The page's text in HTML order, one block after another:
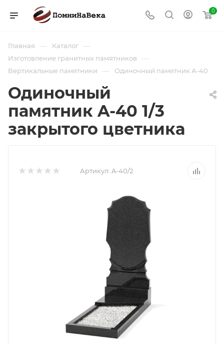
0
Главная — Каталог —
Изготовление гранитных памятников —
Вертикальные памятники — Одиночный памятник А-40
Одиночный
памятник A-40 1/3
закрытого цветника
Артикул: A-40/2